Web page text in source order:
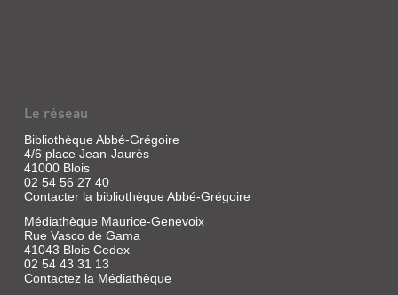
Le réseau
Bibliothèque Abbé-Grégoire
4/6 place Jean-Jaurès
41000 Blois
02 54 56 27 40
Contacter la bibliothèque Abbé-Grégoire
Médiathèque Maurice-Genevoix
Rue Vasco de Gama
41043 Blois Cedex
02 54 43 31 13
Contactez la Médiathèque